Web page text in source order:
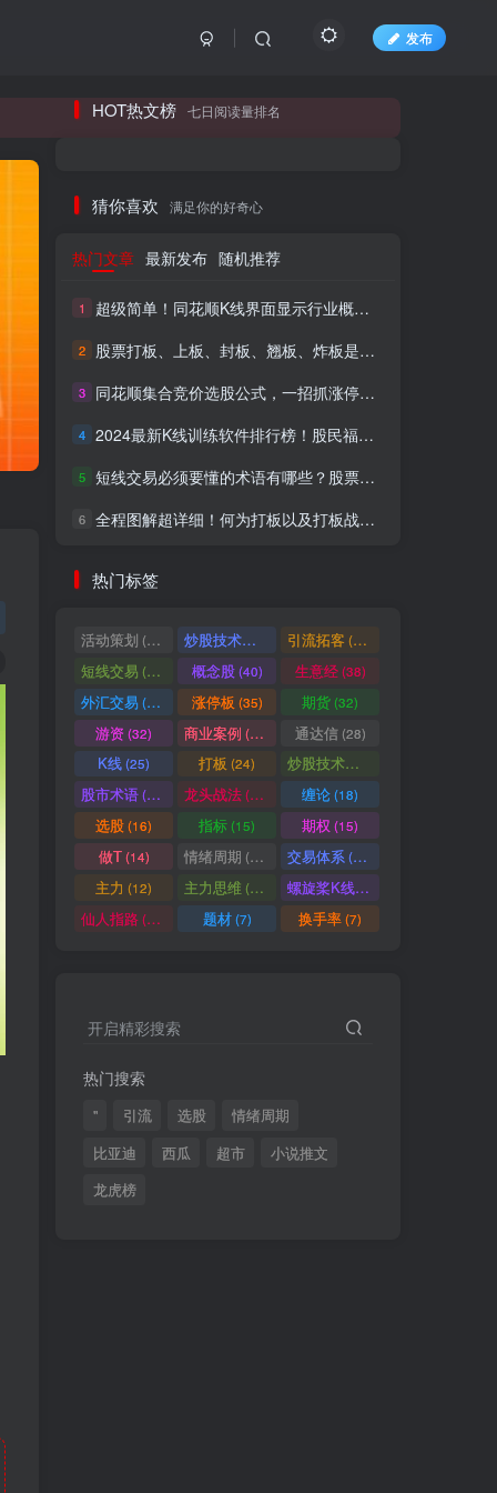
发布
新各大精品创业项目！
新各大精品创业项目！
HOT热文榜 七日阅读量排名
猜你喜欢 满足你的好奇心
热门文章 最新发布 随机推荐
1 超级简单！同花顺K线界面显示行业概念指标代码图解
2 股票打板、上板、封板、翘板、炸板是什么意思？炒股你必须懂的暗语！
3 同花顺集合竞价选股公式，一招抓涨停让你秒变打板高手！
4 2024最新K线训练软件排行榜！股民福利，十款专业分析工具全揭秘！
5 短线交易必须要懂的术语有哪些？股票分时水上、水下是什么意思？
6 全程图解超详细！何为打板以及打板战法的精髓
热门标签
活动策划 (49) 炒股技术指标 (48)引流拓客 (46)
短线交易 (40) 概念股(40) 生意经(38)
外汇交易(37) 涨停板 (35) 期货(32)
游资 (32) 商业案例 (30) 通达信(28)
K线(25) 打板 (24) 炒股技术形态
股市术语(21) 龙头战法(20) 缠论(18)
选股(16) 指标(15) 期权 (15)
做T(14) 情绪周期 (14) 交易体系(12)
主力 (12) 主力思维 (12) 螺旋桨K线
(11)
仙人指路(10) 题材(7) 换手率(7)
开启精彩搜索
热门搜索
" 引流 选股
情绪周期
比亚迪
西瓜 超市
小说推文
龙虎榜
登录 注册
七日阅读量排名
满足你的好奇心
热门文章 最新发布 随机推荐
2 股票打板、上板、封板、翘板、炸板是什么意思？炒股你必须懂的暗语！
短线交易必须要懂的术语有哪些？股票分时水上、水下是什么意思？
6 全程图解超详细！何为打板以及打板战法的精髓